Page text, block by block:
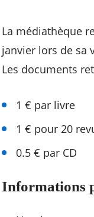
La médiathèque
janvier lors de sa
Les documents
1 € par livre
1 € pour 20
0.5 € par CD
Informations